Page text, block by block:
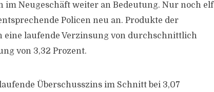
im Neugeschäft weiter an Bedeutung. Nur noch elf
Policen neu an. Produkte der
eine laufende Verzinsung von durchschnittlich
von 3,32 Prozent.
Überschusszins im Schnitt bei 3,07